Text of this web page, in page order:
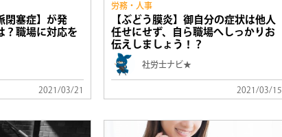
閉塞症】が発
？職場に対応を
2021/03/21
労務・人事
【ぶどう膜炎】御自分の症状は他人
任せにせず、自ら職場へしっかりお
伝えしましょう！？
社労士ナビ★
2021/03/15